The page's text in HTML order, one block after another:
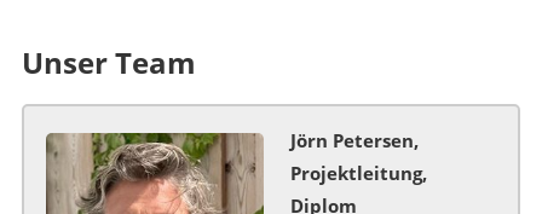
Unser Team
Jörn Petersen,
Projektleitung,
Diplom